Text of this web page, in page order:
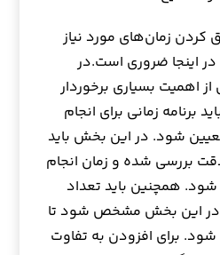
کردن زمان‌های مورد نیاز
اینجا ضروری است.در
اهمیت بسیاری برخوردار
برنامه زمانی برای انجام
شود. در این بخش باید
بررسی شده و زمان انجام
همچنین باید تعداد
در این بخش مشخص شود تا
شود. برای افزودن به تفاوت